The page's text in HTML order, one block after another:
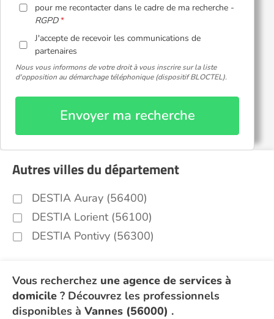
pour me recontacter dans le cadre de ma recherche -
RGPD
J'accepte de recevoir les communications de
partenaires
Nous vous informons de votre droit à vous inscrire sur la liste
d'opposition au démarchage téléphonique (dispositif BLOCTEL).
Envoyer ma recherche
Autres villes du département
DESTIA Auray (56400)
DESTIA Lorient (56100)
DESTIA Pontivy (56300)
Vous recherchez une agence de services à
domicile ? Découvrez les professionnels
disponibles à Vannes (56000) .